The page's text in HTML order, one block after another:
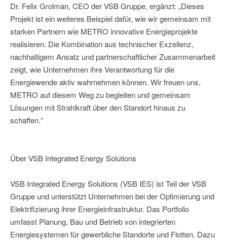
Dr. Felix Grolman, CEO der VSB Gruppe, ergänzt: „Dieses
Projekt ist ein weiteres Beispiel dafür, wie wir gemeinsam mit
starken Partnern wie METRO innovative Energieprojekte
realisieren. Die Kombination aus technischer Exzellenz,
nachhaltigem Ansatz und partnerschaftlicher Zusammenarbeit
zeigt, wie Unternehmen ihre Verantwortung für die
Energiewende aktiv wahrnehmen können. Wir freuen uns,
METRO auf diesem Weg zu begleiten und gemeinsam
Lösungen mit Strahlkraft über den Standort hinaus zu
schaffen.“
Über VSB Integrated Energy Solutions
VSB Integrated Energy Solutions (VSB IES) ist Teil der VSB
Gruppe und unterstützt Unternehmen bei der Optimierung und
Elektrifizierung ihrer Energieinfrastruktur. Das Portfolio
umfasst Planung, Bau und Betrieb von integrierten
Energiesystemen für gewerbliche Standorte und Flotten. Dazu